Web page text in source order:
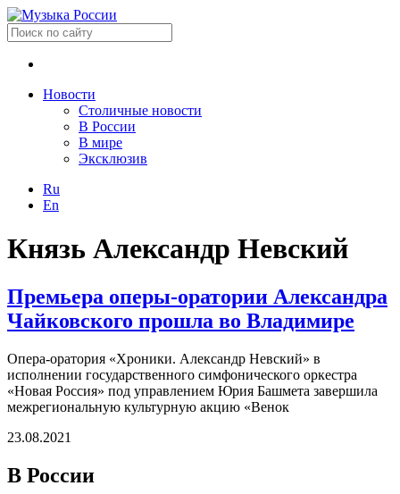
Новости
Столичные новости
В России
В мире
Эксклюзив
Ru
En
Князь Александр Невский
Премьера оперы-оратории Александра
Чайковского прошла во Владимире
Опера-оратория «Хроники. Александр Невский» в
исполнении государственного симфонического оркестра
«Новая Россия» под управлением Юрия Башмета завершила
межрегиональную культурную акцию «Венок
23.08.2021
В России